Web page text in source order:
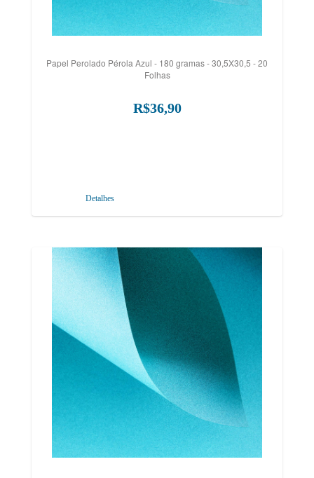
Papel Perolado Pérola Azul - 180 gramas - 30,5X30,5 - 20
Folhas
R$36,90
Detalhes